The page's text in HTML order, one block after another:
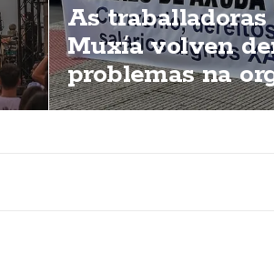
As traballadoras
Muxía volven
problemas na
dun servizo